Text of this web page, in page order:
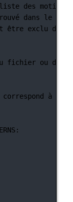
des motifs
dans le
être exclu du
fichier ou du
à
: